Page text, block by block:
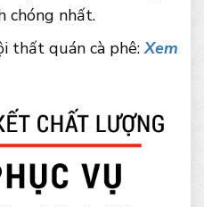
chóng nhất.
thất quán cà phê:Xem